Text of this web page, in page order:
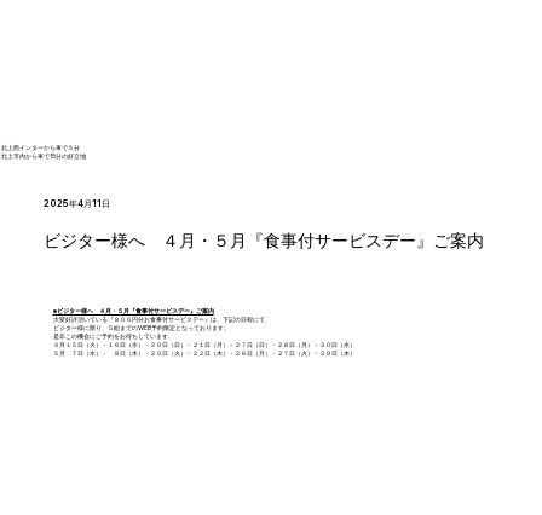
北上西インターから車で５分
北上市内から車で15分の好立地
■ビジター様へ ４月・５月『食事付サービスデー』ご案内
大変好評頂いている『８００円分お食事付サービスデー』は、下記の日程にて
ビジター様に限り、５組までのWEB予約限定となっております。
是非この機会にご予約をお待ちしています。
４月１５日（火）・１６日（水）・２０日（日）・２１日（月）・２７日（日）・２８日（月）・３０日（水）
５月 ７日（水）・ ８日（木）・２０日（火）・２２日（木）・２６日（月）・２７日（火）・２９日（木）
2025年4月11日
ビジター様へ ４月・５月『食事付サービスデー』ご案内